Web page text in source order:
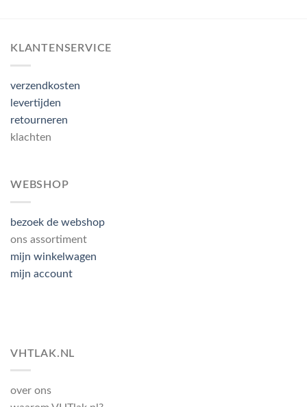
KLANTENSERVICE
verzendkosten
levertijden
retourneren
klachten
WEBSHOP
bezoek de webshop
ons assortiment
mijn winkelwagen
mijn account
VHTLAK.NL
over ons